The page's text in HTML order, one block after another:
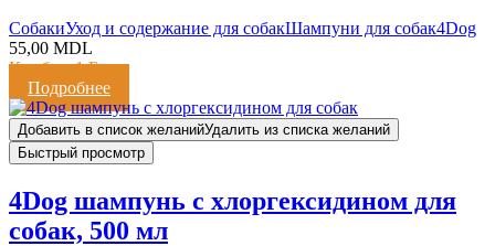
CобакиУход и содержание для собакШампуни для собак4Dog
55,00 MDL
Кешбэк:1 Балл
Подробнее
Добавить в список желанийУдалить из списка желаний
Быстрый просмотр
4Dog шампунь с хлоргексидином для
собак, 500 мл